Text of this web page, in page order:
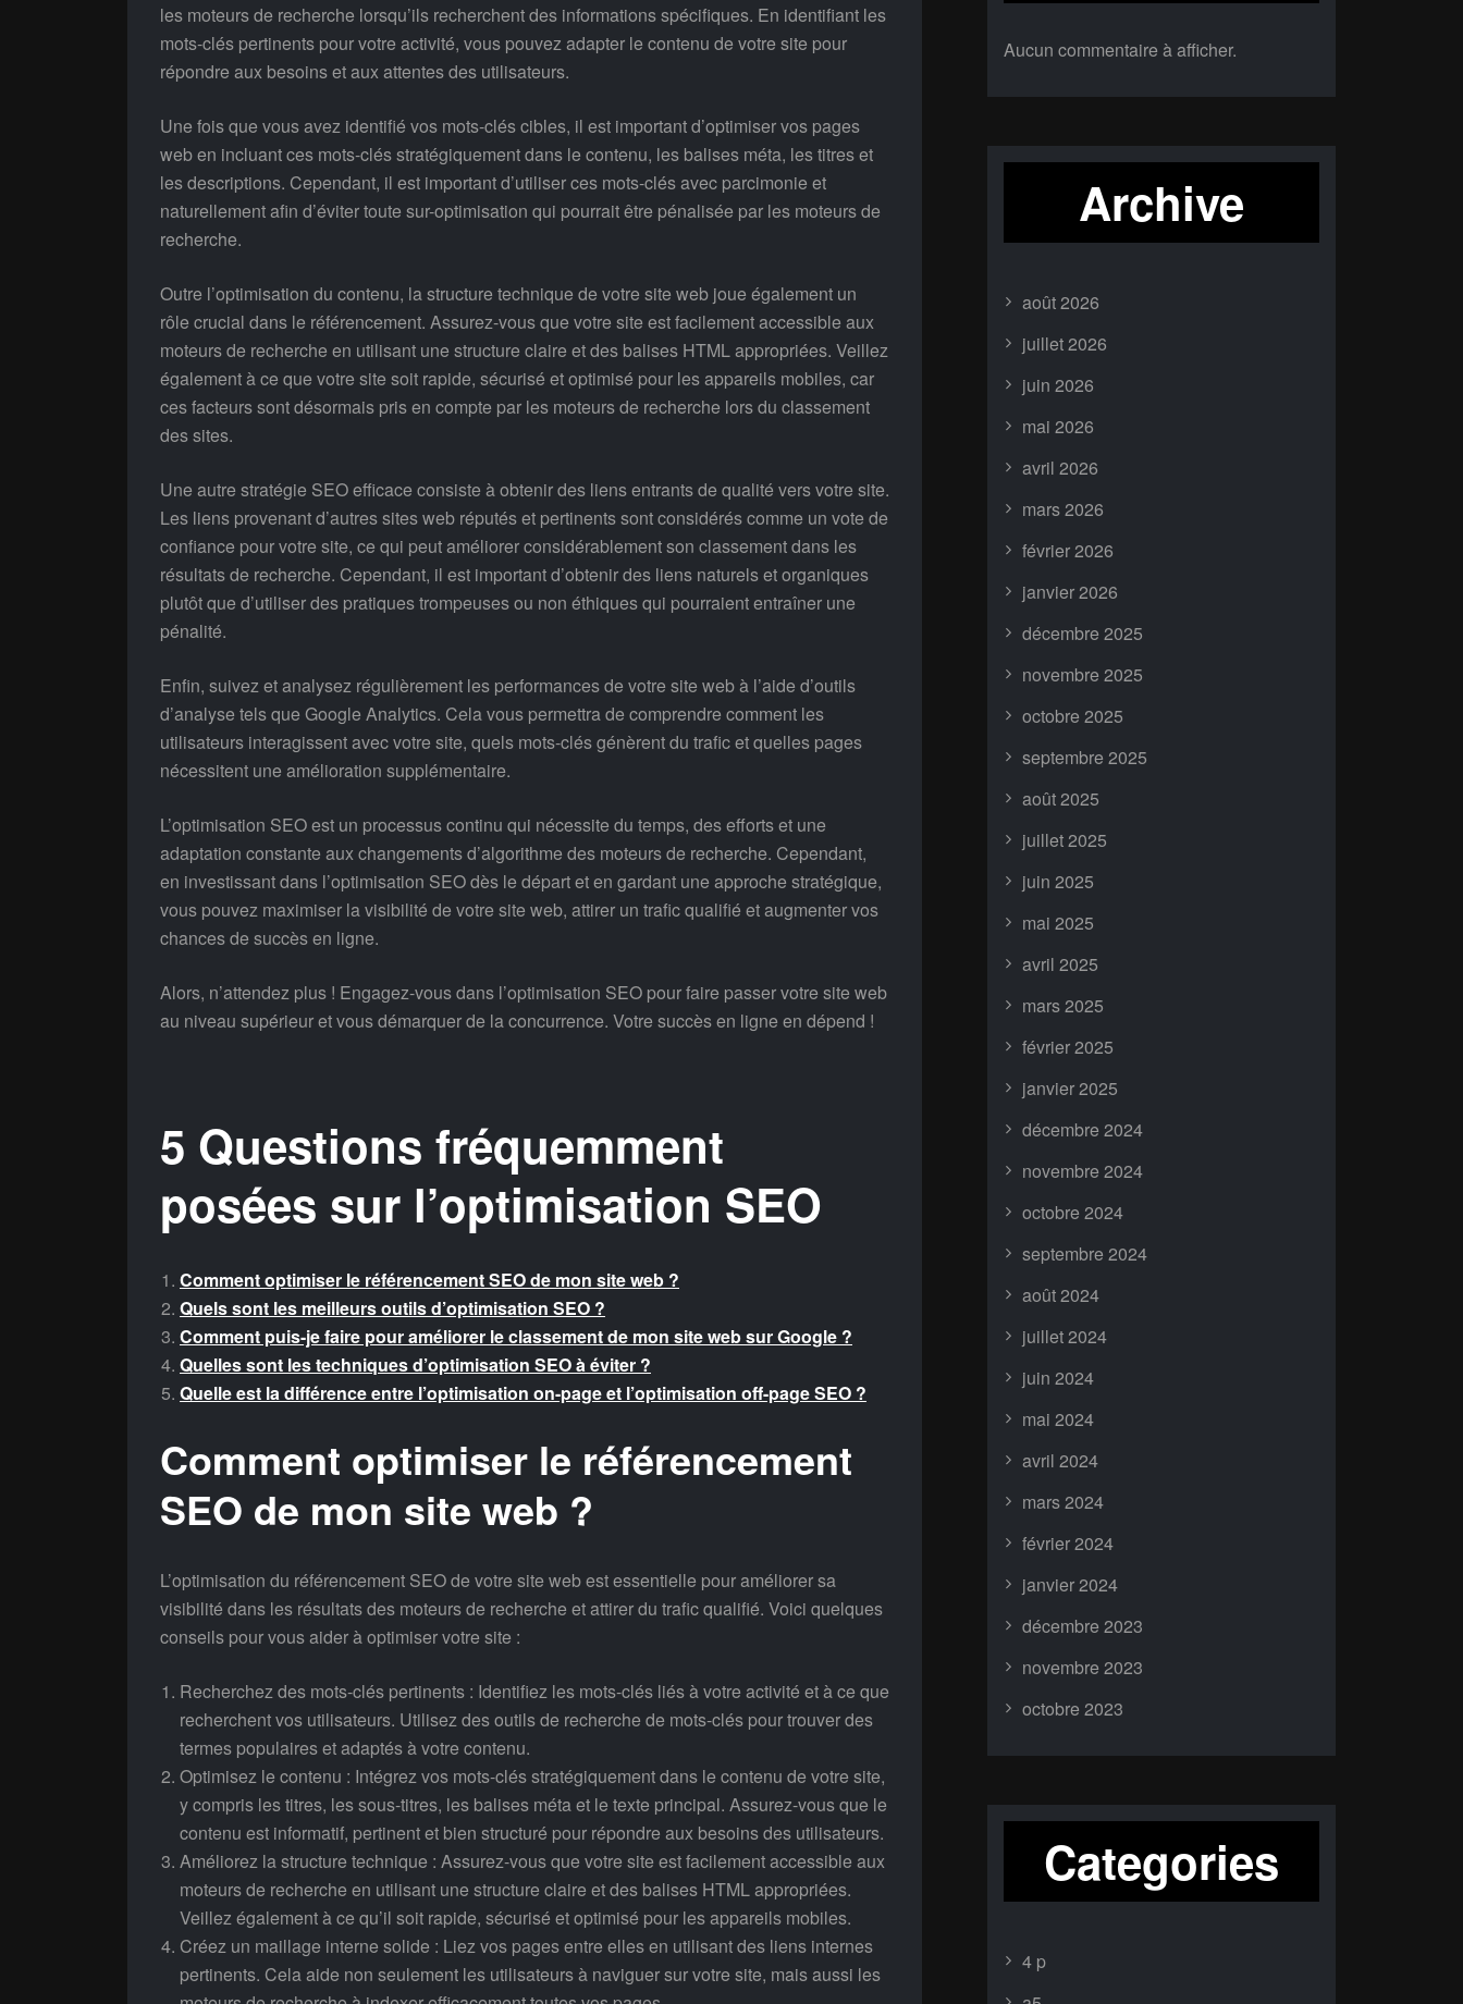
les moteurs de recherche lorsqu’ils recherchent des informations spécifiques. En identifiant les
mots-clés pertinents pour votre activité, vous pouvez adapter le contenu de votre site pour
répondre aux besoins et aux attentes des utilisateurs.
Une fois que vous avez identifié vos mots-clés cibles, il est important d’optimiser vos pages
web en incluant ces mots-clés stratégiquement dans le contenu, les balises méta, les titres et
les descriptions. Cependant, il est important d’utiliser ces mots-clés avec parcimonie et
naturellement afin d’éviter toute sur-optimisation qui pourrait être pénalisée par les moteurs de
recherche.
Outre l’optimisation du contenu, la structure technique de votre site web joue également un
rôle crucial dans le référencement. Assurez-vous que votre site est facilement accessible aux
moteurs de recherche en utilisant une structure claire et des balises HTML appropriées. Veillez
également à ce que votre site soit rapide, sécurisé et optimisé pour les appareils mobiles, car
ces facteurs sont désormais pris en compte par les moteurs de recherche lors du classement
des sites.
Une autre stratégie SEO efficace consiste à obtenir des liens entrants de qualité vers votre site.
Les liens provenant d’autres sites web réputés et pertinents sont considérés comme un vote de
confiance pour votre site, ce qui peut améliorer considérablement son classement dans les
résultats de recherche. Cependant, il est important d’obtenir des liens naturels et organiques
plutôt que d’utiliser des pratiques trompeuses ou non éthiques qui pourraient entraîner une
pénalité.
Enfin, suivez et analysez régulièrement les performances de votre site web à l’aide d’outils
d’analyse tels que Google Analytics. Cela vous permettra de comprendre comment les
utilisateurs interagissent avec votre site, quels mots-clés génèrent du trafic et quelles pages
nécessitent une amélioration supplémentaire.
L’optimisation SEO est un processus continu qui nécessite du temps, des efforts et une
adaptation constante aux changements d’algorithme des moteurs de recherche. Cependant,
en investissant dans l’optimisation SEO dès le départ et en gardant une approche stratégique,
vous pouvez maximiser la visibilité de votre site web, attirer un trafic qualifié et augmenter vos
chances de succès en ligne.
Alors, n’attendez plus ! Engagez-vous dans l’optimisation SEO pour faire passer votre site web
au niveau supérieur et vous démarquer de la concurrence. Votre succès en ligne en dépend !
5 Questions fréquemment
posées sur l’optimisation SEO
Comment optimiser le référencement SEO de mon site web ?
Quels sont les meilleurs outils d’optimisation SEO ?
Comment puis-je faire pour améliorer le classement de mon site web sur Google ?
Quelles sont les techniques d’optimisation SEO à éviter ?
Quelle est la différence entre l’optimisation on-page et l’optimisation off-page SEO ?
Comment optimiser le référencement
SEO de mon site web ?
L’optimisation du référencement SEO de votre site web est essentielle pour améliorer sa
visibilité dans les résultats des moteurs de recherche et attirer du trafic qualifié. Voici quelques
conseils pour vous aider à optimiser votre site :
Recherchez des mots-clés pertinents : Identifiez les mots-clés liés à votre activité et à ce que
recherchent vos utilisateurs. Utilisez des outils de recherche de mots-clés pour trouver des
termes populaires et adaptés à votre contenu.
Optimisez le contenu : Intégrez vos mots-clés stratégiquement dans le contenu de votre site,
y compris les titres, les sous-titres, les balises méta et le texte principal. Assurez-vous que le
contenu est informatif, pertinent et bien structuré pour répondre aux besoins des utilisateurs.
Améliorez la structure technique : Assurez-vous que votre site est facilement accessible aux
moteurs de recherche en utilisant une structure claire et des balises HTML appropriées.
Veillez également à ce qu’il soit rapide, sécurisé et optimisé pour les appareils mobiles.
Créez un maillage interne solide : Liez vos pages entre elles en utilisant des liens internes
pertinents. Cela aide non seulement les utilisateurs à naviguer sur votre site, mais aussi les
Aucun commentaire à afficher.
Archive
août 2026
juillet 2026
juin 2026
mai 2026
avril 2026
mars 2026
février 2026
janvier 2026
décembre 2025
novembre 2025
octobre 2025
septembre 2025
août 2025
juillet 2025
juin 2025
mai 2025
avril 2025
mars 2025
février 2025
janvier 2025
décembre 2024
novembre 2024
octobre 2024
septembre 2024
août 2024
juillet 2024
juin 2024
mai 2024
avril 2024
mars 2024
février 2024
janvier 2024
décembre 2023
novembre 2023
octobre 2023
Categories
4 p